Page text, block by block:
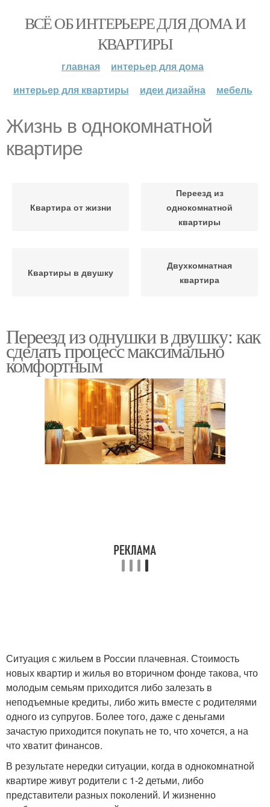
ВСЁ ОБ ИНТЕРЬЕРЕ ДЛЯ ДОМА И
КВАРТИРЫ
главная
интерьер для дома
интерьер для квартиры
идеи дизайна мебель
Жизнь в однокомнатной
квартире
Квартира от жизни
Переезд из
однокомнатной
квартиры
Квартиры в двушку
Двухкомнатная
квартира
Переезд из однушки в двушку: как
сделать процесс максимально
комфортным
Ситуация с жильем в России плачевная. Стоимость
новых квартир и жилья во вторичном фонде такова, что
молодым семьям приходится либо залезать в
неподъемные кредиты, либо жить вместе с родителями
одного из супругов. Более того, даже с деньгами
зачастую приходится покупать не то, что хочется, а на
что хватит финансов.
В результате нередки ситуации, когда в однокомнатной
квартире живут родители с 1-2 детьми, либо
представители разных поколений. И жизненно